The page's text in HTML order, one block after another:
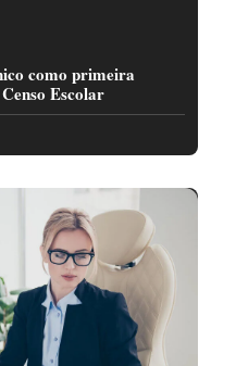
como primeira
Escolar